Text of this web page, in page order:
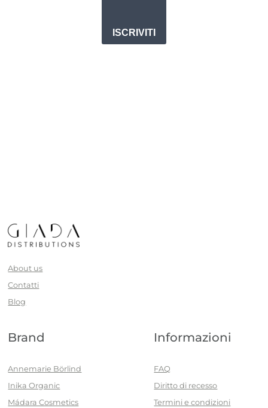
ISCRIVITI
About us
Contatti
Blog
Brand
Annemarie Börlind
Inika Organic
Mádara Cosmetics
Informazioni
FAQ
Diritto di recesso
Termini e condizioni